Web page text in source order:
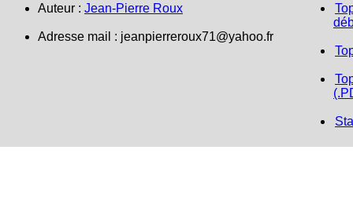
Auteur : Jean-Pierre Roux
Adresse mail : jeanpierreroux71@yahoo.fr